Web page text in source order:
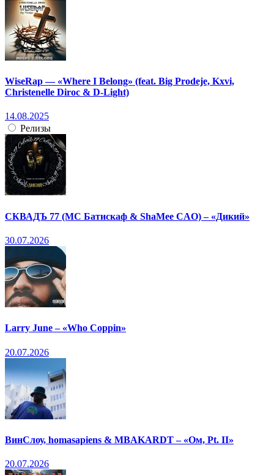
WiseRap — «Where I Belong» (feat. Big Prodeje, Kxvi,
Christenelle Diroc & D-Light)
14.08.2025
Релизы
СКВАДЪ 77 (МС Батискаф & ShaMee CAO) – «Дикий»
30.07.2026
Larry June – «Who Coppin»
20.07.2026
ВинСлоу, homasapiens & MBAKARDT – «Ом, Pt. II»
20.07.2026